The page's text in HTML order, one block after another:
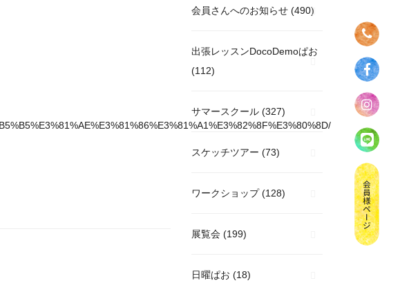
会員さんへのお知らせ (490)
出張レッスンDocoDemoぱお
(112)
サマースクール (327)
スケッチツアー (73)
ワークショップ(128)
展覧会 (199)
日曜ぱお (18)